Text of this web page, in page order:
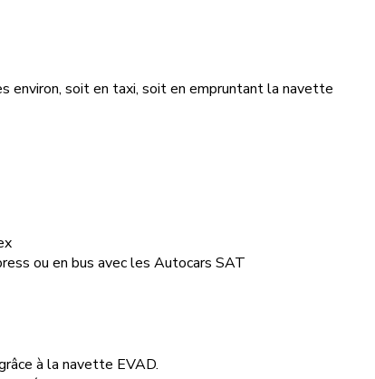
environ, soit en taxi, soit en empruntant la navette
ou en bus avec les Autocars SAT
à la navette EVAD.